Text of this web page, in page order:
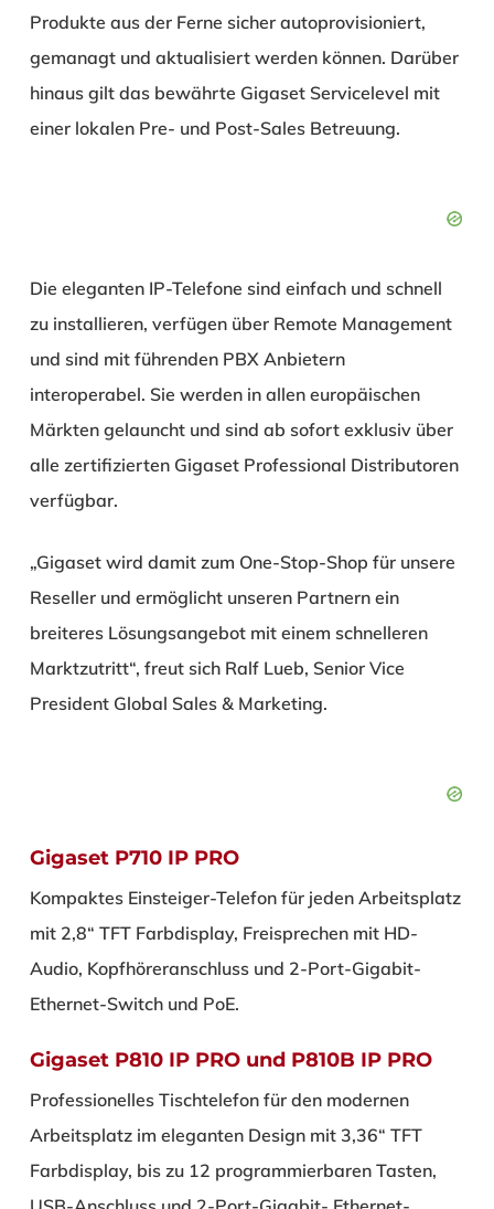
Produkte aus der Ferne sicher autoprovisioniert,
gemanagt und aktualisiert werden können. Darüber
hinaus gilt das bewährte Gigaset Servicelevel mit
einer lokalen Pre- und Post-Sales Betreuung.
Die eleganten IP-Telefone sind einfach und schnell
zu installieren, verfügen über Remote Management
und sind mit führenden PBX Anbietern
interoperabel. Sie werden in allen europäischen
Märkten gelauncht und sind ab sofort exklusiv über
alle zertifizierten Gigaset Professional Distributoren
verfügbar.
„Gigaset wird damit zum One-Stop-Shop für unsere
Reseller und ermöglicht unseren Partnern ein
breiteres Lösungsangebot mit einem schnelleren
Marktzutritt“, freut sich Ralf Lueb, Senior Vice
President Global Sales & Marketing.
Gigaset P710 IP PRO
Kompaktes Einsteiger-Telefon für jeden Arbeitsplatz
mit 2,8“ TFT Farbdisplay, Freisprechen mit HD-
Audio, Kopfhöreranschluss und 2-Port-Gigabit-
Ethernet-Switch und PoE.
Gigaset P810 IP PRO und P810B IP PRO
Professionelles Tischtelefon für den modernen
Arbeitsplatz im eleganten Design mit 3,36“ TFT
Farbdisplay, bis zu 12 programmierbaren Tasten,